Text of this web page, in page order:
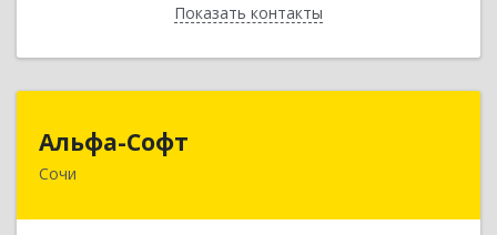
Показать контакты
Назад
Альфа-Софт
Сочи